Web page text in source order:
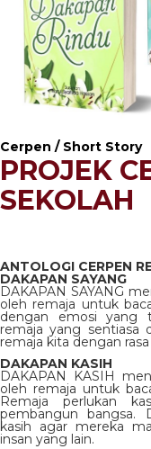
Cerpen / Short Story
PROJEK
SEKOLAH
ANTOLOGI CERPEN
DAKAPAN SAYANG
DAKAPAN SAYANG
oleh remaja untuk
dengan emosi yang
remaja yang sentiasa
remaja kita dengan
DAKAPAN KASIH
DAKAPAN KASIH
oleh remaja untuk
Remaja perlukan
pembangun bangsa.
kasih agar mereka
insan yang lain.